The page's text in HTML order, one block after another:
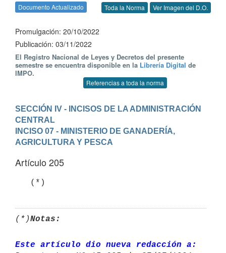
Documento Actualizado Toda la Norma Ver Imagen del D.O.
Promulgación: 20/10/2022
Publicación: 03/11/2022
El Registro Nacional de Leyes y Decretos del presente
semestre se encuentra disponible en la Librería Digital de
IMPO.
Referencias a toda la norma
SECCIÓN IV - INCISOS DE LA ADMINISTRACIÓN
CENTRAL
INCISO 07 - MINISTERIO DE GANADERÍA,
AGRICULTURA Y PESCA
Artículo 205
   (*)
(*)Notas:
Este artículo dio nueva redacción a: